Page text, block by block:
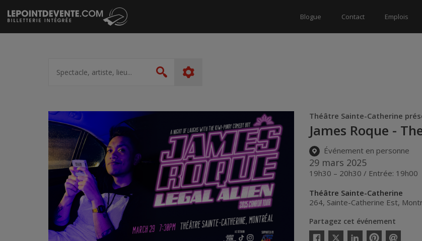
Passer
au
contenu
Blogue Contact Emplois
artiste,
lieu...
Rechercher
Théâtre Sainte-Catherine
James Roque -
Événement en personne
29 mars 2025
19h30 – 20h30 / Entrée: 19h00
Théâtre Sainte-Catherine
264, Sainte-Catherine Est,
Partagez cet événement
Twitter